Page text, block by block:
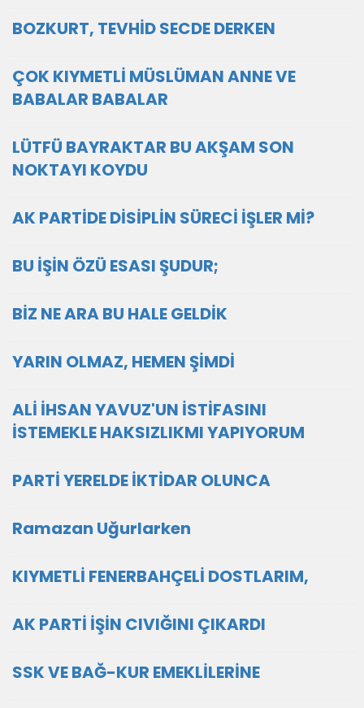
BOZKURT, TEVHİD SECDE DERKEN
ÇOK KIYMETLİ MÜSLÜMAN ANNE VE
BABALAR BABALAR
LÜTFÜ BAYRAKTAR BU AKŞAM SON
NOKTAYI KOYDU
AK PARTİDE DİSİPLİN SÜRECİ İŞLER Mİ?
BU İŞİN ÖZÜ ESASI ŞUDUR;
BİZ NE ARA BU HALE GELDİK
YARIN OLMAZ, HEMEN ŞİMDİ
ALİ İHSAN YAVUZ'UN İSTİFASINI
İSTEMEKLE HAKSIZLIKMI YAPIYORUM
PARTİ YERELDE İKTİDAR OLUNCA
Ramazan Uğurlarken
KIYMETLİ FENERBAHÇELİ DOSTLARIM,
AK PARTİ İŞİN CIVIĞINI ÇIKARDI
SSK VE BAĞ-KUR EMEKLİLERİNE